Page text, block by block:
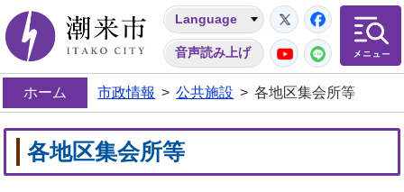
潮来市
Language
音声読み上げ
Twitter
YouTube
LINE
ホーム 市政情報 > 公共施設 > 各地区集会所等
各地区集会所等